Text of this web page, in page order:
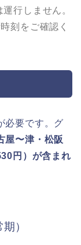
行しません。
刻をご確認く
必要です。グ
屋〜津・松阪
円）が含まれ
）